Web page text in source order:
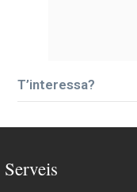
T’interessa?
Serveis